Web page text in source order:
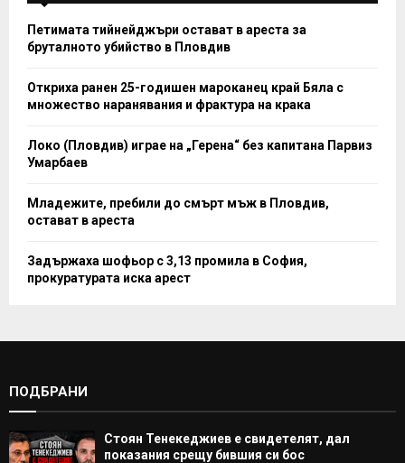
Петимата тийнейджъри остават в ареста за
бруталното убийство в Пловдив
Откриха ранен 25-годишен мароканец край Бяла с
множество наранявания и фрактура на крака
Локо (Пловдив) играе на „Герена“ без капитана Парвиз
Умарбаев
Младежите, пребили до смърт мъж в Пловдив,
остават в ареста
Задържаха шофьор с 3,13 промила в София,
прокуратурата иска арест
ПОДБРАНИ
Стоян Тенекеджиев е свидетелят, дал
показания срещу бившия си бос